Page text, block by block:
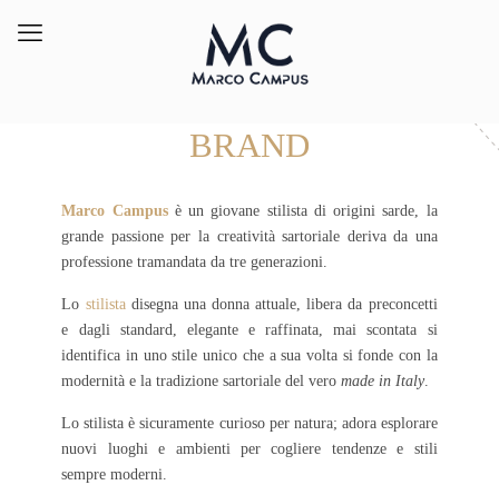
BRAND
Marco Campusè un giovane stilista di origini sarde, la
grande passione per la creatività sartoriale deriva da una
professione tramandata da tre generazioni.
Lo stilistadisegna una donna attuale, libera da preconcetti
e dagli standard, elegante e raffinata, mai scontata si
identifica in uno stile unico che a sua volta si fonde con la
modernità e la tradizione sartoriale del veromade in Italy.
Lo stilista è sicuramente curioso per natura; adora esplorare
nuovi luoghi e ambienti per cogliere tendenze e stili
sempre moderni.